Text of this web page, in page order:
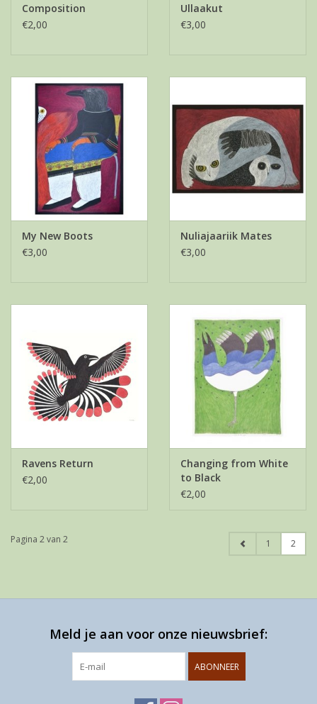
Composition
€2,00
Ullaakut
€3,00
My New Boots
€3,00
Nuliajaariik Mates
€3,00
Ravens Return
€2,00
Changing from White
to Black
€2,00
Pagina 2 van 2 1 2
Meld je aan voor onze nieuwsbrief:
ABONNEER